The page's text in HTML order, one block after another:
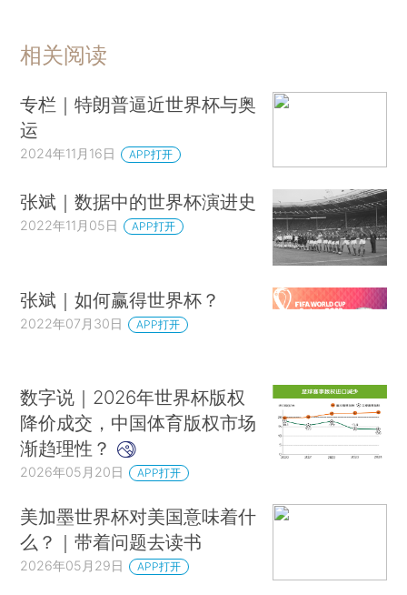
相关阅读
专栏｜特朗普逼近世界杯与奥
运
2024年11月16日 APP打开
张斌｜数据中的世界杯演进史
2022年11月05日 APP打开
张斌｜如何赢得世界杯？
2022年07月30日 APP打开
数字说｜2026年世界杯版权
降价成交，中国体育版权市场
渐趋理性？
2026年05月20日 APP打开
美加墨世界杯对美国意味着什
么？｜带着问题去读书
2026年05月29日 APP打开